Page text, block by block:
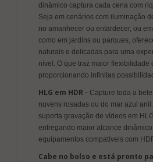
dinâmico captura cada cena com
Seja em cenários com iluminação
no amanhecer ou entardecer, ou
como em jardins ou parques,
naturais e delicadas para uma
nível. O que traz maior flexibilidade
proporcionando infinitas
HLG em HDR - Capture toda a
nuvens rosadas ou do mar azul
suporta gravação de vídeos em
entregando maior alcance
equipamentos compatíveis com
Cabe no bolso e está pronto